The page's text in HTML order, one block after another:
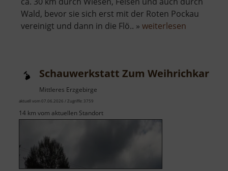
Wald, bevor sie sich erst mit der Roten Pockau
vereinigt und dann in die Flö.. » weiterlesen
Schauwerkstatt Zum Weihrichkarzl
Mittleres Erzgebirge
aktuell vom 07.06.2026 / Zugriffe: 3759
14 km vom aktuellen Standort